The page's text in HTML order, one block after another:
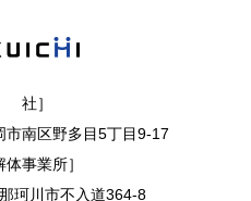
社］
南区野多目5丁目9-17
体事業所］
珂川市不入道364-8